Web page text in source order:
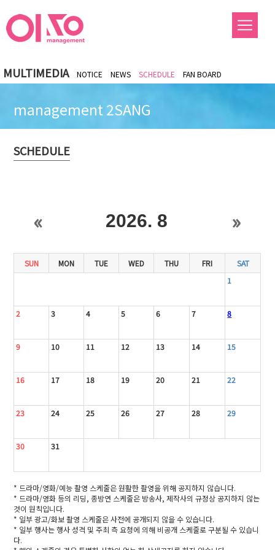
MULTIMEDIA NOTICE NEWS SCHEDULE FAN BOARD
management 2SANG
SCHEDULE
« 2026. 8 »
SUN MON TUE WED THU FRI
SAT
1
2 3 4 5 6 7 8
9 10 11 12 13 14 15
16 17 18 19 20 21 22
23 24 25 26 27 28 29
30 31
* 드라마/영화/예능 촬영 스케줄은 원활한 촬영을 위해 공지하지 않습니다.
* 드라마/영화 등의 리딩, 종방연 스케줄은 방송사, 제작사의 규정상 공지하지 않는
것이 원칙입니다.
* 일부 광고/화보 촬영 스케줄은 사전에 공개되지 않을 수 있습니다.
* 일부 행사는 행사 성격 및 주최 측 요청에 의해 비공개 스케줄로 구분될 수 있습니
다.